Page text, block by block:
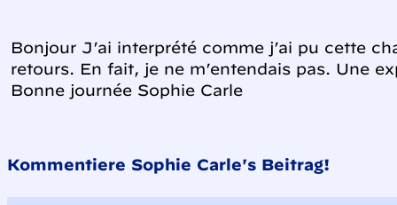
Bonjour J’ai interprété comme j’ai pu cette
retours. En fait, je ne m’entendais pas. Une
Bonne journée Sophie Carle
Kommentiere Sophie Carle's Beitrag!